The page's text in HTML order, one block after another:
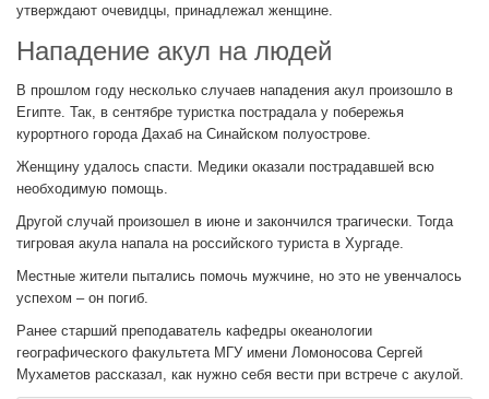
утверждают очевидцы, принадлежал женщине.
Нападение акул на людей
В прошлом году несколько случаев нападения акул произошло в
Египте. Так, в сентябре туристка пострадала у побережья
курортного города Дахаб на Синайском полуострове.
Женщину удалось спасти. Медики оказали пострадавшей всю
необходимую помощь.
Другой случай произошел в июне и закончился трагически. Тогда
тигровая акула напала на российского туриста в Хургаде.
Местные жители пытались помочь мужчине, но это не увенчалось
успехом – он погиб.
Ранее старший преподаватель кафедры океанологии
географического факультета МГУ имени Ломоносова Сергей
Мухаметов рассказал, как нужно себя вести при встрече с акулой.